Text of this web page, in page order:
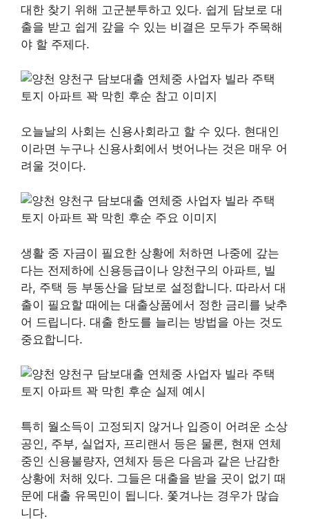
대한 찾기 위해 고군분투하고 있다. 쉽게 담보로 대
출을 받고 쉽게 갚을 수 있는 비결은 모두가 주목해
야 할 주제다.
오늘날의 사회는 신용사회라고 할 수 있다. 현대인
이라면 누구나 신용사회에서 벗어나는 것은 매우 어
려울 것이다.
생활 중 자금이 필요한 상황에 처하면 나중에 갚는
다는 전제하에 신용등급이나 양천구의 아파트, 빌
라, 주택 등 부동산을 담보로 설정합니다. 따라서 대
출이 필요할 때에는 대출상품에서 정한 금리를 낮추
어 드립니다. 대출 한도를 늘리는 방법을 아는 것도
중요합니다.
특히 월소득이 고정되지 않거나 입증이 어려운 소상
공인, 주부, 실업자, 프리랜서 등은 물론, 현재 연체
중인 신용불량자, 연체자 등은 다음과 같은 난감한
상황에 처해 있다. 그들은 대출을 받을 곳이 없기 때
문에 대출 유목민이 됩니다. 쫓겨나는 경우가 많습
니다.